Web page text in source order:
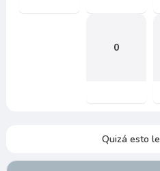
0
Quizá esto